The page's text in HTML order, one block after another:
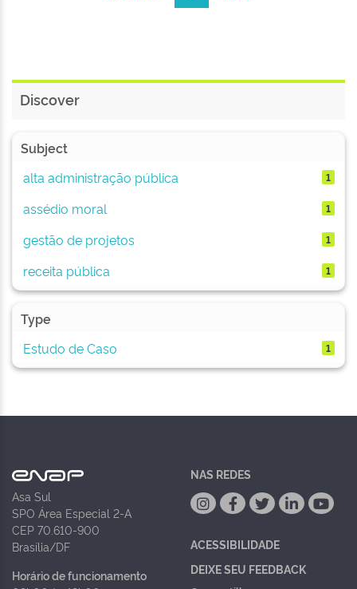
Discover
Subject
alta administração pública
1
assédio moral 1
gestão de projetos 1
receita pública 1
Type
Estudo de Caso
1
Asa Sul
SPO Área Especial 2-A
CEP 70.610-900
Brasília/DF
Horário de funcionamento
NAS REDES
ACESSIBILIDADE
DEIXE SEU FEEDBACK